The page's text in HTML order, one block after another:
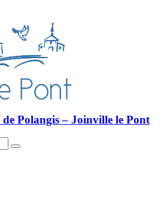
de Polangis – Joinville le Pont